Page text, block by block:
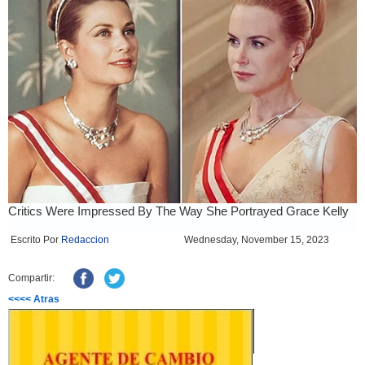
Escrito Por Redaccion Wednesday, November 15, 2023
Compartir:
<<<< Atras